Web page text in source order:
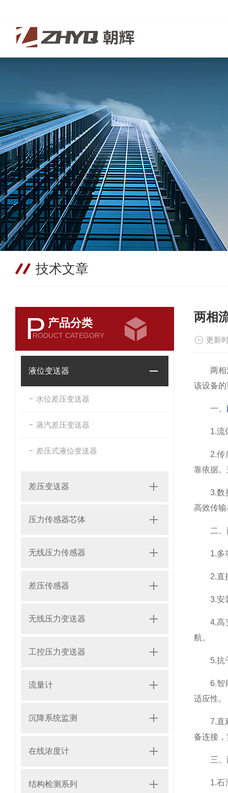
技术文章
P 产品分类
RODUCT CATEGORY
液位变送器
水位差压变送器
蒸汽差压变送器
差压式液位变送器
差压变送器
压力传感器芯体
无线压力传感器
差压传感器
无线压力变送器
工控压力变送器
流量计
沉降系统监测
在线浓度计
结构检测系列
两相
更新
两相流
该设备
一、
1.流体
2.传感
靠依据
3.数据
高效传
二、两
1.多功
2.直接
3.安装
4.高安
航。
5.抗干
6.智能
适应性。
7.直观
备连接
三、两
1.石油